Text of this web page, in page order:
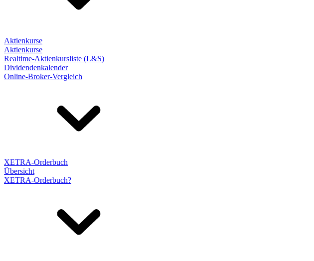
Aktienkurse
Aktienkurse
Realtime-Aktienkursliste (L&S)
Dividendenkalender
Online-Broker-Vergleich
XETRA-Orderbuch
Übersicht
XETRA-Orderbuch?